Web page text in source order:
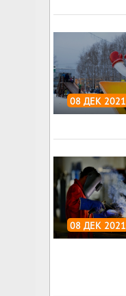
08 ДЕК 2021
08 ДЕК 2021